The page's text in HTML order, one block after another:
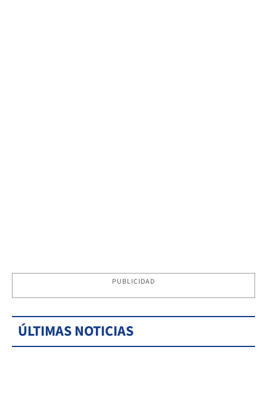
PUBLICIDAD
ÚLTIMAS NOTICIAS